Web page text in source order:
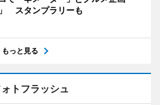
」 スタンプラリーも
もっと見る
トフラッシュ